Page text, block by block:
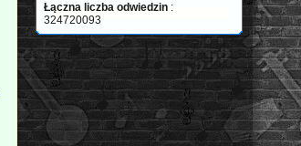
Łączna liczba odwiedzin :
324720093